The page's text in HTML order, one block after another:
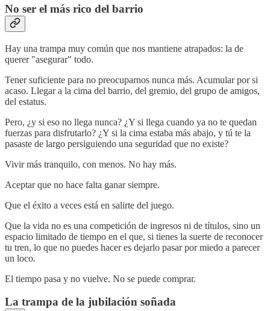
No ser el más rico del barrio
Hay una trampa muy común que nos mantiene atrapados: la de
querer "asegurar" todo.
Tener suficiente para no preocuparnos nunca más. Acumular por si
acaso. Llegar a la cima del barrio, del gremio, del grupo de amigos,
del estatus.
Pero, ¿y si eso no llega nunca? ¿Y si llega cuando ya no te quedan
fuerzas para disfrutarlo? ¿Y si la cima estaba más abajo, y tú te la
pasaste de largo persiguiendo una seguridad que no existe?
Vivir más tranquilo, con menos. No hay más.
Aceptar que no hace falta ganar siempre.
Que el éxito a veces está en salirte del juego.
Que la vida no es una competición de ingresos ni de títulos, sino un
espacio limitado de tiempo en el que, si tienes la suerte de reconocer
tu tren, lo que no puedes hacer es dejarlo pasar por miedo a parecer
un loco.
El tiempo pasa y no vuelve. No se puede comprar.
La trampa de la jubilación soñada